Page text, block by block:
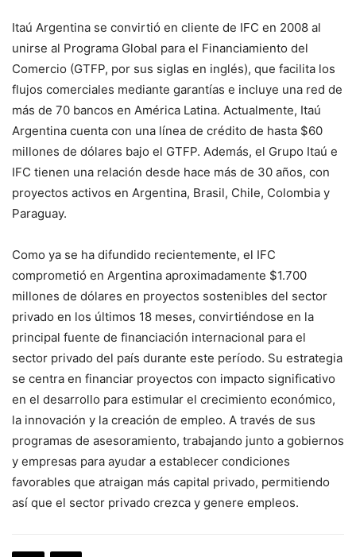
Itaú Argentina se convirtió en cliente de IFC en 2008 al
unirse al Programa Global para el Financiamiento del
Comercio (GTFP, por sus siglas en inglés), que facilita los
flujos comerciales mediante garantías e incluye una red de
más de 70 bancos en América Latina. Actualmente, Itaú
Argentina cuenta con una línea de crédito de hasta $60
millones de dólares bajo el GTFP. Además, el Grupo Itaú e
IFC tienen una relación desde hace más de 30 años, con
proyectos activos en Argentina, Brasil, Chile, Colombia y
Paraguay.
Como ya se ha difundido recientemente, el IFC
comprometió en Argentina aproximadamente $1.700
millones de dólares en proyectos sostenibles del sector
privado en los últimos 18 meses, convirtiéndose en la
principal fuente de financiación internacional para el
sector privado del país durante este período. Su estrategia
se centra en financiar proyectos con impacto significativo
en el desarrollo para estimular el crecimiento económico,
la innovación y la creación de empleo. A través de sus
programas de asesoramiento, trabajando junto a gobiernos
y empresas para ayudar a establecer condiciones
favorables que atraigan más capital privado, permitiendo
así que el sector privado crezca y genere empleos.